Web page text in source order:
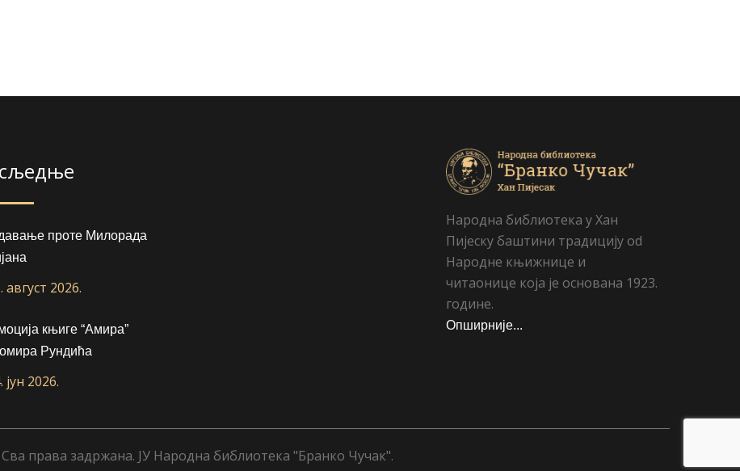
проте Милорада
август 2026.
књиге “Амира”
Рундића
јун 2026.
Народна библиотека у Хан
Пијеску баштини традицију od
Народне књижнице и
читаонице која је основана 1923.
године.
Опширније...
Сва права задржана. ЈУ Народна библиотека "Бранко Чучак".